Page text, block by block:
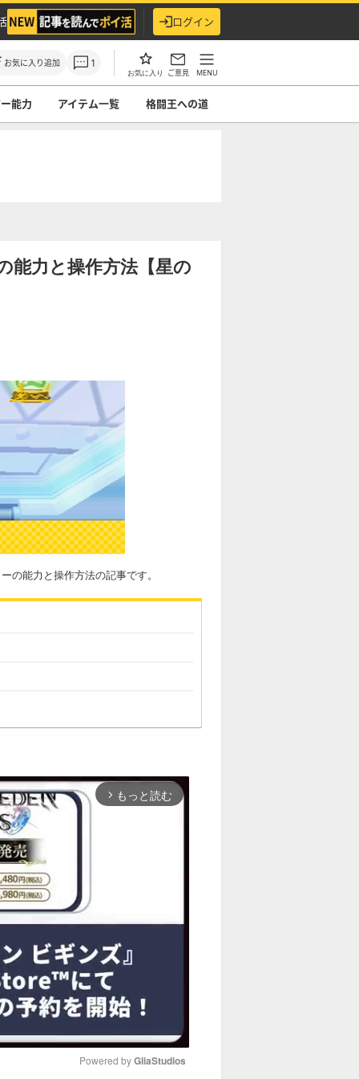
ログイン
お気に入り追加 1
お気に入り ご意見 MENU
能力 アイテム一覧 格闘王への道
能力と操作方法【星の
の能力と操作方法の記事です。
arrow_forward_ios もっと読む
Powered by GliaStudios